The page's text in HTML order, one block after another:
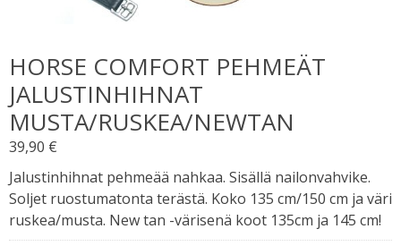
HORSE COMFORT PEHMEÄT
JALUSTINHIHNAT
MUSTA/RUSKEA/NEWTAN
39,90 €
Jalustinhihnat pehmeää nahkaa. Sisällä nailonvahvike.
Soljet ruostumatonta terästä. Koko 135 cm/150 cm ja väri
ruskea/musta. New tan -värisenä koot 135cm ja 145 cm!